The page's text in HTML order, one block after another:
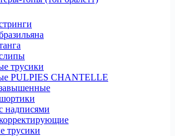
трусики
PULPIES CHANTELLE
надписями
трусики